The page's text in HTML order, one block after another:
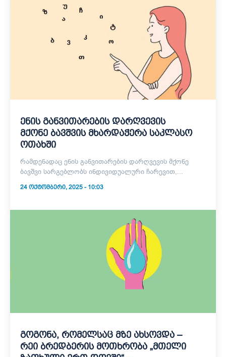
ენის განვითარების დარღვევის
მქონე ბავშვის მხარდაჭერა საკლასო
ოთახში
რამდენადაც ენის განვითარების დარღვევის მქონე
ბავშვი სარგებლობს ინდივიდუალური ჩარევით,...
24 ᲝᲥᲢᲝᲛᲑᲔᲠᲘ, 2025 - 10:03
გოგონა, რომელსაც მზე ახსოვდა –
რეი ბრედბერის მოთხრობა „მთელი